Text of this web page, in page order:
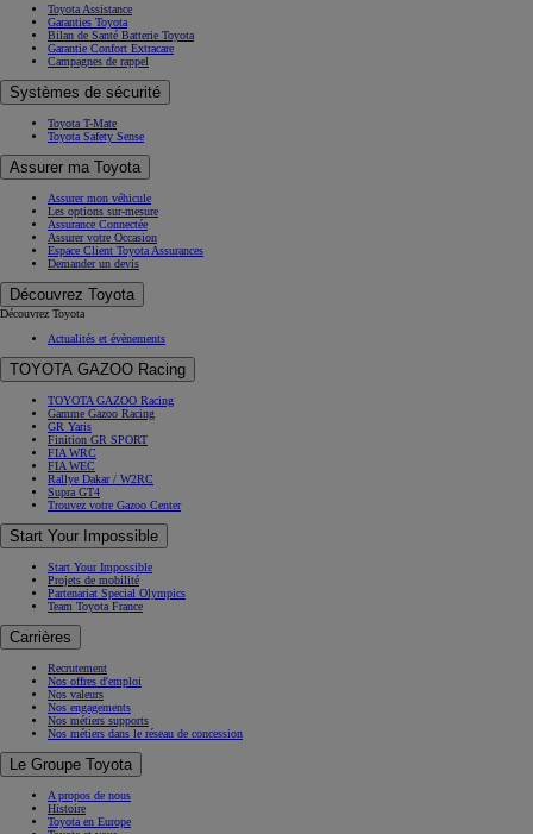
Toyota Assistance
Garanties Toyota
Bilan de Santé Batterie Toyota
Garantie Confort Extracare
Campagnes de rappel
Systèmes de sécurité
Toyota T-Mate
Toyota Safety Sense
Assurer ma Toyota
Assurer mon véhicule
Les options sur-mesure
Assurance Connectée
Assurer votre Occasion
Espace Client Toyota Assurances
Demander un devis
Découvrez Toyota
Découvrez Toyota
Actualités et évènements
TOYOTA GAZOO Racing
TOYOTA GAZOO Racing
Gamme Gazoo Racing
GR Yaris
Finition GR SPORT
FIA WRC
FIA WEC
Rallye Dakar / W2RC
Supra GT4
Trouvez votre Gazoo Center
Start Your Impossible
Start Your Impossible
Projets de mobilité
Partenariat Special Olympics
Team Toyota France
Carrières
Recrutement
Nos offres d'emploi
Nos valeurs
Nos engagements
Nos métiers supports
Nos métiers dans le réseau de concession
Le Groupe Toyota
A propos de nous
Histoire
Toyota en Europe